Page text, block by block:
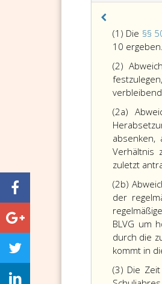
(1) Die §§
10 ergeben.
(2)
(2a)
Verhältnis
zuletzt
(2b)
der
BLVG um
durch die
kommt in
(3) Die